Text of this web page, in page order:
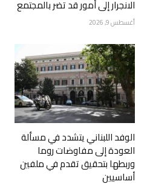
الانجرار إلى أمور قد تضر بالمجتمع
أغسطس 9, 2026
الوفد اللبناني يتشدد في مسألة
العودة إلى مفاوضات روما
وربطها بتحقيق تقدم في ملفين
أساسيين